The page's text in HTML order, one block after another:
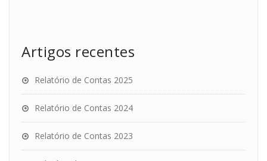
Artigos recentes
Relatório de Contas 2025
Relatório de Contas 2024
Relatório de Contas 2023